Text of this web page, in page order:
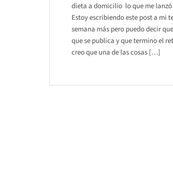
dieta a domicilio lo que me lanzó
Estoy escribiendo este post a mi
semana más pero puedo decir
que se publica y que termino el
creo que una de las cosas […]